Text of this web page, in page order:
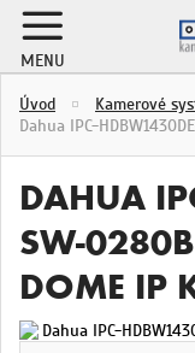
MENU
Úvod Kamerové
Dahua IPC-
DAHUA
SW-
DOME IP